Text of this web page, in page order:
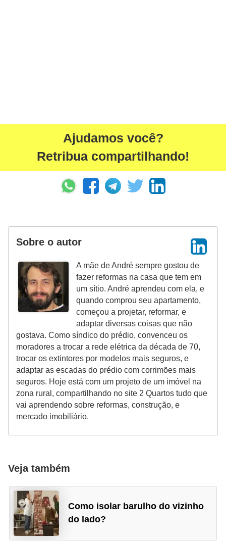
Ajudamos você?
Retribua compartilhando!
Sobre o autor
A mãe de André sempre gostou de
fazer reformas na casa que tem em
um sítio. André aprendeu com ela, e
quando comprou seu apartamento,
começou a projetar, reformar, e
adaptar diversas coisas que não
gostava. Como síndico do prédio, convenceu os
moradores a trocar a rede elétrica da década de 70,
trocar os extintores por modelos mais seguros, e
adaptar as escadas do prédio com corrimões mais
seguros. Hoje está com um projeto de um imóvel na
zona rural, compartilhando no site 2 Quartos tudo que
vai aprendendo sobre reformas, construção, e
mercado imobiliário.
Veja também
Como isolar barulho do vizinho
do lado?